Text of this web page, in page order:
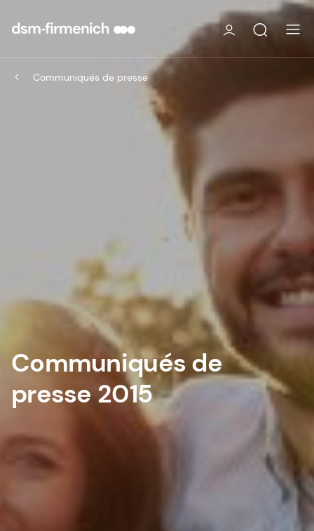
Communiqués de presse
Communiqués de
presse 2015